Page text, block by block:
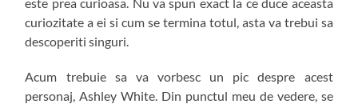
curiozitate a ei si cum se termina totul, asta va trebui sa
descoperiti singuri.
Acum trebuie sa va vorbesc un pic despre acest
personaj, Ashley White. Din punctul meu de vedere, se